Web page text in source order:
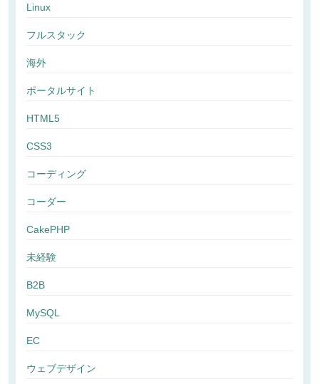
Linux
フルスタック
海外
ポータルサイト
HTML5
CSS3
コーディング
コーダー
CakePHP
未経験
B2B
MySQL
EC
ウェブデザイン